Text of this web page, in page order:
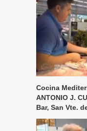
Cocina
ANTONIO J.
Bar, San Vte.